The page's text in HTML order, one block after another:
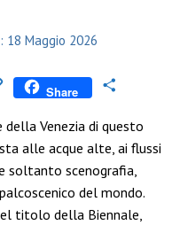
18 Maggio 2026
Copy
Share
della Venezia di questo
alle acque alte, ai flussi
soltanto scenografia,
del mondo.
titolo della Biennale,